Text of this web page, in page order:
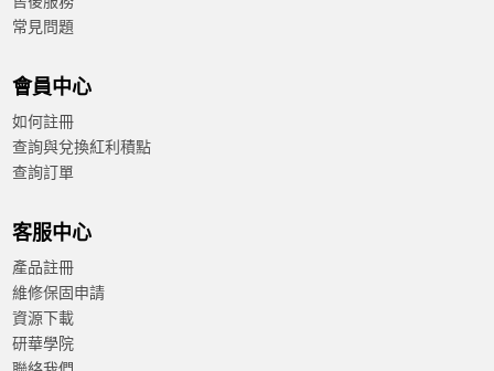
常見問題
會員中心
如何註冊
查詢與兌換紅利積點
查詢訂單
客服中心
產品註冊
維修保固申請
資源下載
研華學院